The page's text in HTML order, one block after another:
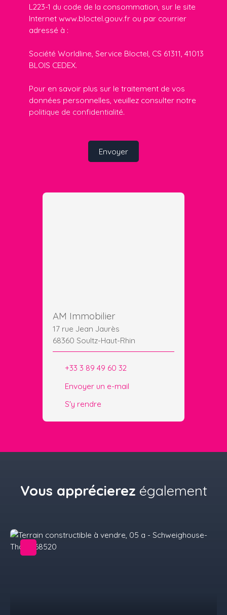
L223-1 du code de la consommation, sur le site
Internet www.bloctel.gouv.fr ou par courrier
adressé à :
Société Worldline, Service Bloctel, CS 61311, 41013
BLOIS CEDEX.
Pour en savoir plus sur le traitement de vos
données personnelles, veuillez consulter notre
politique de confidentialité.
Envoyer
AM Immobilier
17 rue Jean Jaurès
68360 Soultz-Haut-Rhin
+33 3 89 49 60 32
Envoyer un e-mail
S'y rendre
Vous apprécierez également